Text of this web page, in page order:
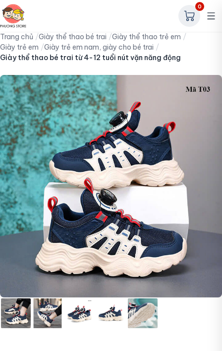
0
Trang chủ Giày thể thao bé trai
Giày thể thao trẻ em
Giày trẻ em
Giày trẻ em nam, giày cho bé trai
Giày thể thao bé trai từ 4-12 tuổi nút vặn năng động